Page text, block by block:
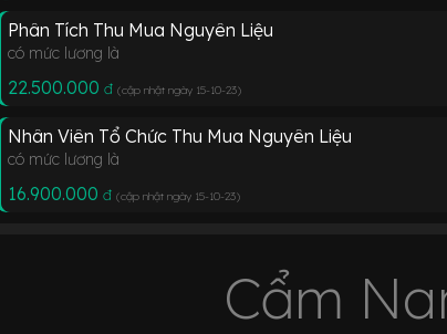
Phân Tích Thu Mua Nguyên Liệu
có mức lương là
22.500.000 đ (cập nhật ngày 15-10-23)
Nhân Viên Tổ Chức Thu Mua Nguyên Liệu
có mức lương là
16.900.000 đ (cập nhật ngày 15-10-23)
Cẩm